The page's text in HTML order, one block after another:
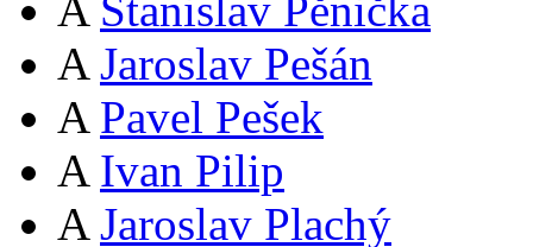
A Stanislav Pěnička
A Jaroslav Pešán
A Pavel Pešek
A Ivan Pilip
A Jaroslav Plachý